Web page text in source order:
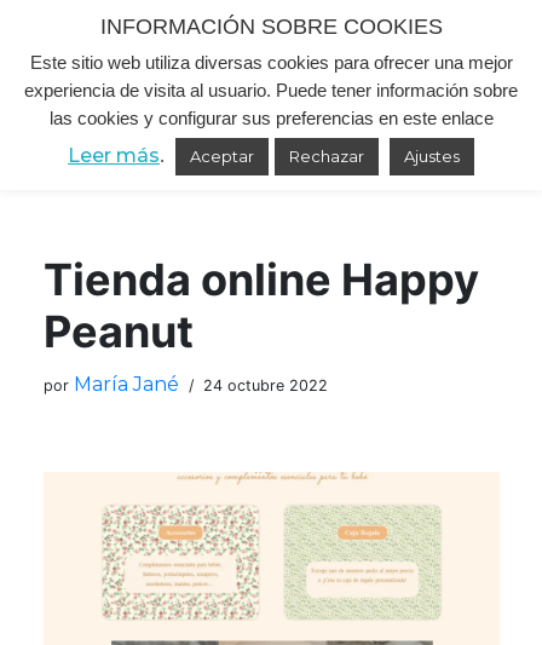
Saltar
al
contenido
Tienda online Happy
Peanut
por María Jané 24 octubre 2022
INFORMACIÓN SOBRE COOKIES
Este sitio web utiliza diversas cookies para ofrecer una mejor
experiencia de visita al usuario. Puede tener información sobre
las cookies y configurar sus preferencias en este enlace
Leer más. Aceptar Rechazar Ajustes